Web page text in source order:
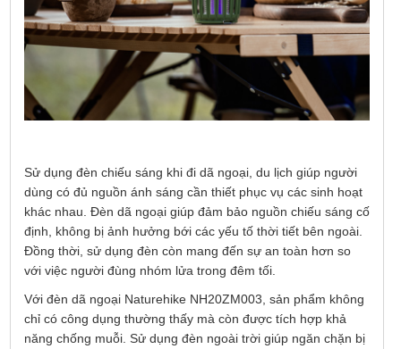
Sử dụng đèn chiếu sáng khi đi dã ngoại, du lịch giúp người
dùng có đủ nguồn ánh sáng cần thiết phục vụ các sinh hoạt
khác nhau. Đèn dã ngoại giúp đảm bảo nguồn chiếu sáng cố
định, không bị ảnh hưởng bới các yếu tố thời tiết bên ngoài.
Đồng thời, sử dụng đèn còn mang đến sự an toàn hơn so
với việc người đùng nhóm lửa trong đêm tối.
Với đèn dã ngoại Naturehike NH20ZM003, sản phẩm không
chỉ có công dụng thường thấy mà còn được tích hợp khả
năng chống muỗi. Sử dụng đèn ngoài trời giúp ngăn chặn bị